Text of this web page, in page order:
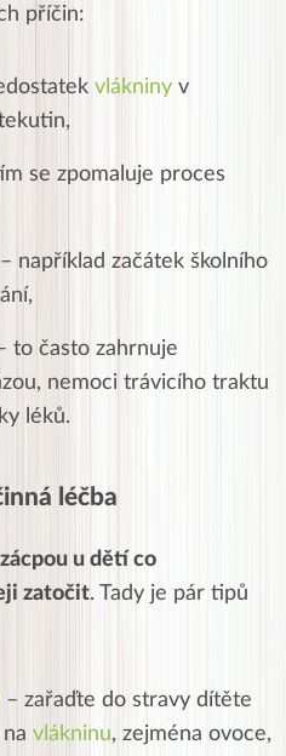
příčin:
vlákniny v
se zpomaluje proces
– například začátek školního
to často zahrnuje
nemoci trávicího traktu
léků.
léčba
u dětí co
zatočit. Tady je pár tipů
– zařaďte do stravy dítěte
vlákninu, zejména ovoce,